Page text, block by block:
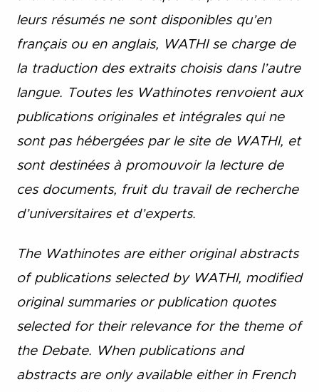
leurs résumés ne sont disponibles qu’en
français ou en anglais, WATHI se charge de
la traduction des extraits choisis dans l’autre
langue. Toutes les Wathinotes renvoient aux
publications originales et intégrales qui ne
sont pas hébergées par le site de WATHI, et
sont destinées à promouvoir la lecture de
ces documents, fruit du travail de recherche
d’universitaires et d’experts.
The Wathinotes are either original abstracts
of publications selected by WATHI, modified
original summaries or publication quotes
selected for their relevance for the theme of
the Debate. When publications and
abstracts are only available either in French